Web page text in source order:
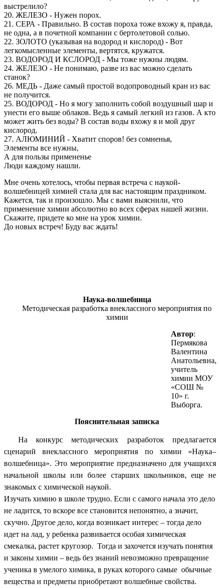
выстрелило?
20. ЖЕЛЕЗО - Нужен порох.
21. СЕРА - Правильно. В состав пороха тоже вхожу я, правда,
не одна, а в почетной компании с бертолетовой солью.
22. ЗОЛОТО (указывая на водород и кислород) - Вот
легкомысленные элементы, вертятся, кружатся.
23. ВОДОРОД И КСЛОРОД - Мы тоже нужны людям.
24. ЖЕЛЕЗО - Не понимаю, разве из вас можно сделать
станок?
26. МЕДЬ - Даже самый простой водопроводный кран из вас
не получится.
25. ВОДОРОД - Но я могу заполнить собой воздушный шар и
унести его выше облаков. Ведь я самый легкий из газов. А кто
может жить без воды? В состав воды вхожу я и мой друг
кислород.
27. АЛЮМИНИЙ - Хватит споров! без сомненья,
Элементы все нужны,
А для пользы примененье
Люди каждому нашли.
Мне очень хотелось, чтобы первая встреча с наукой-
волшебницей химией стала для вас настоящим праздником.
Кажется, так и произошло. Мы с вами выяснили, что
применение химии абсолютно во всех сферах нашей жизни.
Скажите, придете ко мне на урок химии.
До новых встреч! Буду вас ждать!
Наука-волшебница
Методическая разработка внеклассного мероприятия по
химии
Автор:
Пермякова
Валентина
Анатольевна,
учитель
химии МОУ
«СОШ №
10» г.
Выборга.
Пояснительная записка
На конкурс методических разработок предлагается
сценарий внеклассного мероприятия по химии «Наука–
волшебница». Это мероприятие предназначено для учащихся
начальной школы или более старших школьников, еще не
знакомых с химической наукой.
Изучать химию в школе трудно. Если с самого начала это дело
не ладится, то вскоре все становится непонятно, а значит,
скучно. Другое дело, когда возникает интерес – тогда дело
идет на лад, у ребенка развивается особая химическая
смекалка, растет кругозор. Тогда и захочется изучать понятия
и законы химии – ведь без знаний невозможно превращение
ученика в умелого химика, в руках которого самые обычные
вещества и предметы приобретают волшебные свойства.